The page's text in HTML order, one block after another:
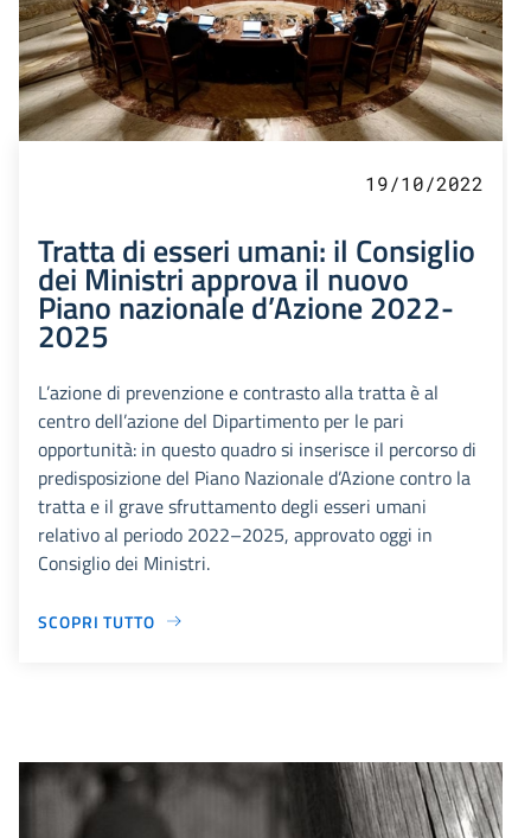
19/10/2022
Tratta di esseri umani: il Consiglio
dei Ministri approva il nuovo
Piano nazionale d’Azione 2022-
2025
L’azione di prevenzione e contrasto alla tratta è al
centro dell’azione del Dipartimento per le pari
opportunità: in questo quadro si inserisce il percorso di
predisposizione del Piano Nazionale d’Azione contro la
tratta e il grave sfruttamento degli esseri umani
relativo al periodo 2022–2025, approvato oggi in
Consiglio dei Ministri.
SCOPRI TUTTO